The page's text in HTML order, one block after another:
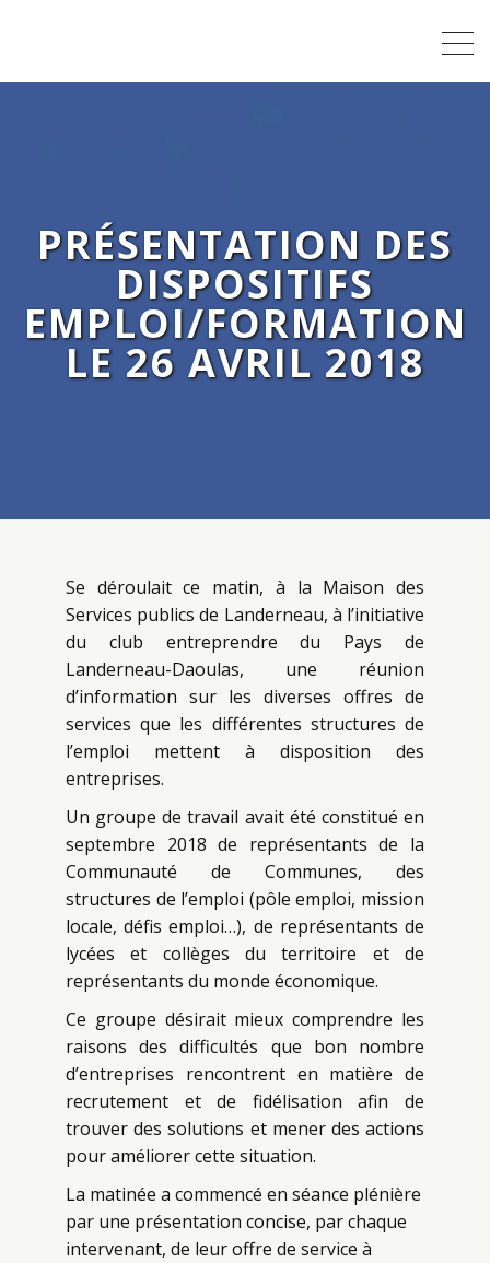
PRÉSENTATION DES
DISPOSITIFS
EMPLOI/FORMATION
LE 26 AVRIL 2018
Se déroulait ce matin, à la Maison des
Services publics de Landerneau, à l’initiative
du club entreprendre du Pays de
Landerneau-Daoulas, une réunion
d’information sur les diverses offres de
services que les différentes structures de
l’emploi mettent à disposition des
entreprises.
Un groupe de travail avaitété constitué en
septembre 2018 de représentants de la
Communauté de Communes, des
structures de l’emploi (pôle emploi, mission
locale, défis emploi…), de représentants de
lycées et collèges du territoire etde
représentants du monde économique.
Ce groupe désirait mieux comprendre les
raisons des difficultés que bon nombre
d’entreprises rencontrent en matière de
recrutement et de fidélisationafin de
trouver dessolutions et mener des actions
pour améliorer cette situation.
La matinée a commencé en séance plénière
par une présentation concise, par chaque
intervenant, de leur offre de service à